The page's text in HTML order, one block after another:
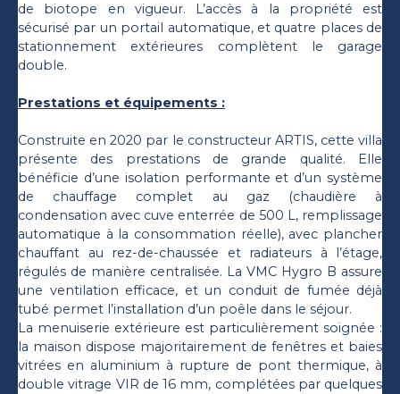
de biotope en vigueur. L’accès à la propriété est
sécurisé par un portail automatique, et quatre places de
stationnement extérieures complètent le garage
double.
Prestations et équipements :
Construite en 2020 par le constructeur ARTIS, cette villa
présente des prestations de grande qualité. Elle
bénéficie d’une isolation performante et d’un système
de chauffage complet au gaz (chaudière à
condensation avec cuve enterrée de 500 L, remplissage
automatique à la consommation réelle), avec plancher
chauffant au rez-de-chaussée et radiateurs à l’étage,
régulés de manière centralisée. La VMC Hygro B assure
une ventilation efficace, et un conduit de fumée déjà
tubé permet l’installation d’un poêle dans le séjour.
La menuiserie extérieure est particulièrement soignée :
la maison dispose majoritairement de fenêtres et baies
vitrées en aluminium à rupture de pont thermique, à
double vitrage VIR de 16 mm, complétées par quelques